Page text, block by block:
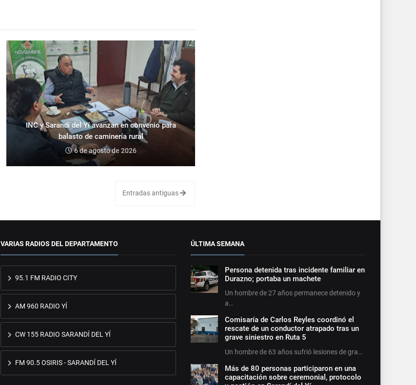
INC y Sarandí del Yí avanzan en convenio para
balasto de caminería rural
6 de agosto de 2026
Entradas antiguas
VARIAS RADIOS DEL DEPARTAMENTO
95.1 FM RADIO CITY
AM 960 RADIO YÍ
CW 155 RADIO SARANDÍ DEL YÍ
FM 90.5 OSIRIS - SARANDÍ DEL YÍ
ÚLTIMA SEMANA
Persona detenida tras incidente familiar en
Durazno; portaba un machete
Un hombre de 27 años permanece detenido y
a…
Comisaría de Carlos Reyles coordinó el
rescate de un conductor atrapado tras un
grave siniestro en Ruta 5
Un hombre de 63 años sufrió lesiones de gra…
Más de 80 personas participaron en una
capacitación sobre ceremonial, protocolo